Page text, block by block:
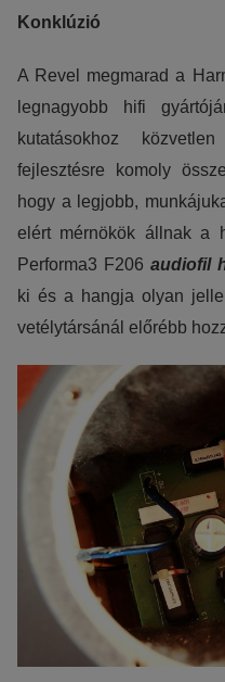
Konklúzió
A Revel megmarad a
legnagyobb hifi
kutatásokhoz
fejlesztésre komoly
hogy a legjobb,
elért mérnökök állnak a
Performa3 F206 audiofil
ki és a hangja olyan
vetélytársánál előrébb